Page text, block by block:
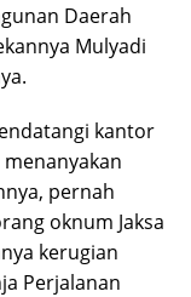
Daerah
Mulyadi
kantor
pernah
oknum Jaksa
kerugian
Perjalanan